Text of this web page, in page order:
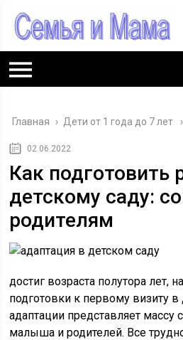
Главная › Дети от 1 года до 7 лет
02.06.2022
Как подготовить
детскому саду:
родителям
достиг возраста полутора лет,
подготовки к первому визиту
адаптации представляет массу
малыша и родителей. Все